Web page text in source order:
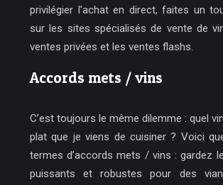
privilégier l’achat en direct, faites un
sur les sites spécialisés de vente de
ventes privées et les ventes flashs.
Accords mets / vins
C’est toujours le même dilemme : quel
plat que je viens de cuisiner ? Voici
termes d’accords mets / vins : gardez
puissants et robustes pour des